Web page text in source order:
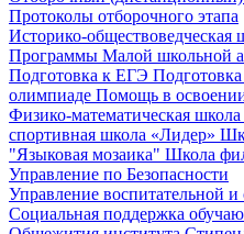
Протоколы отборочного этапа
Историко-
Программы Малой школьной
Подготовка к ЕГЭ
олимпиаде Помощь в
Физико-математическая
спортивная школа «Лидер»
"Языковая мозаика" Школа
Управление по Безопасности
Управление воспитательной и
Социальная поддержка